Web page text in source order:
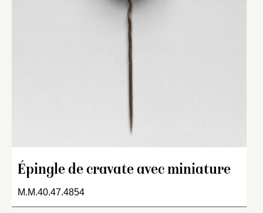
Épingle de cravate avec miniature
M.M.40.47.4854